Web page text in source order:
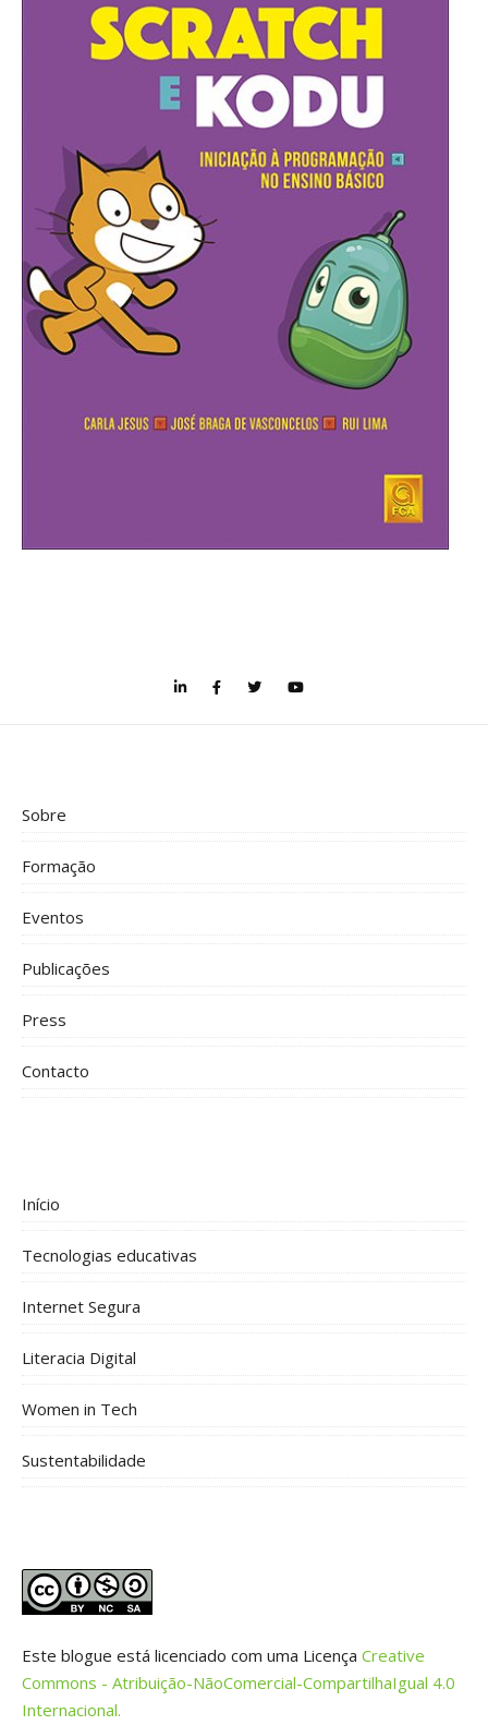
Sobre
Formação
Eventos
Publicações
Press
Contacto
Início
Tecnologias educativas
Internet Segura
Literacia Digital
Women in Tech
Sustentabilidade
Este blogue está licenciado com uma Licença Creative
Commons - Atribuição-NãoComercial-CompartilhaIgual 4.0
Internacional.